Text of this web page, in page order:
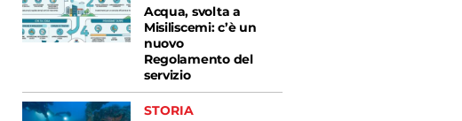
Acqua, svolta a
Misiliscemi: c’è un
nuovo
Regolamento del
servizio
STORIA